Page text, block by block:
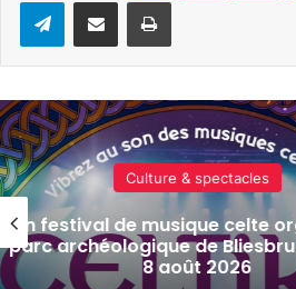
Culture & spectacles
Un festival de musique celte
parc archéologique de
8 août 2026